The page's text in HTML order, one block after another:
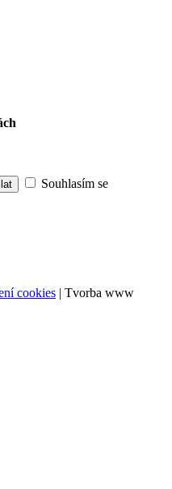
Souhlasím se
cookies | Tvorba www